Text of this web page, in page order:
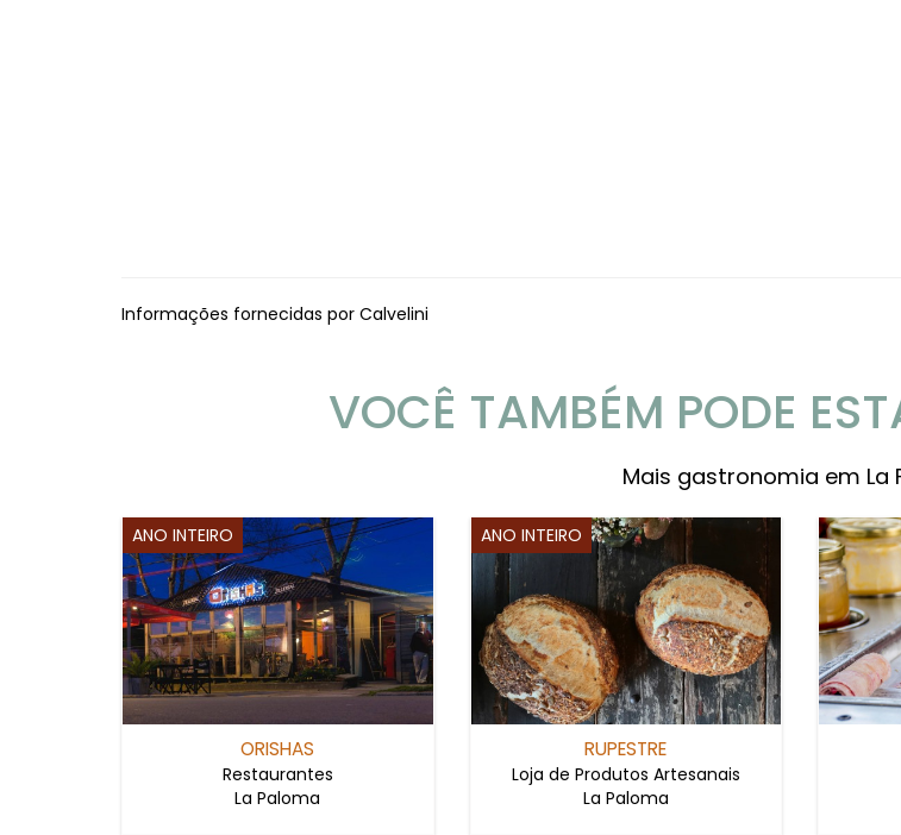
Informações fornecidas por Calvelini
VOCÊ TAMBÉM PODE
Mais gastronomia em La
ANO INTEIRO
ORISHAS
Restaurantes
La Paloma
ANO INTEIRO
RUPESTRE
Loja de Produtos Artesanais
La Paloma